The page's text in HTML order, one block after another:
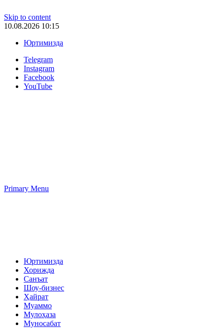
Skip to content
10.08.2026 10:15
Юртимизда
Telegram
Instagram
Facebook
YouTube
Primary Menu
Юртимизда
Хорижда
Санъат
Шоу-бизнес
Ҳайрат
Муаммо
Мулоҳаза
Муносабат